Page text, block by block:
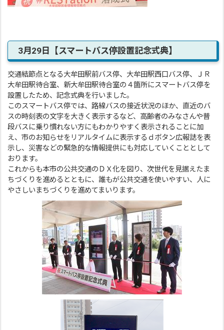
3月29日【スマートバス停設置記念式典】
交通結節点となる大牟田駅前バス停、大牟田駅西口バス停、ＪＲ
大牟田駅待合室、新大牟田駅待合室の４箇所にスマートバス停を
設置したため、記念式典を行いました。
このスマートバス停では、路線バスの接近状況のほか、直近のバ
スの時刻表の文字を大きく表示するなど、高齢者のみなさんや普
段バスに乗り慣れない方にもわかりやすく表示されることに加
え、市のお知らせをリアルタイムに表示するｄボタン広報誌を表
示し、災害などの緊急的な情報提供にも対応していくこととして
おります。
これからも本市の公共交通のＤＸ化を図り、次世代を見据えたま
ちづくりを進めるとともに、誰もが公共交通を使いやすい、人に
やさしいまちづくりを進めてまいります。